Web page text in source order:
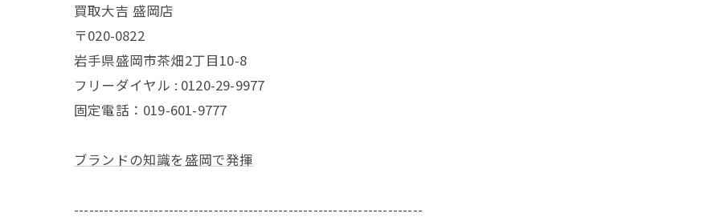
買取大吉 盛岡店
〒020-0822
岩手県盛岡市茶畑2丁目10-8
フリーダイヤル : 0120-29-9977
固定電話：019-601-9777
ブランドの知識を盛岡で発揮
----------------------------------------------------------------------